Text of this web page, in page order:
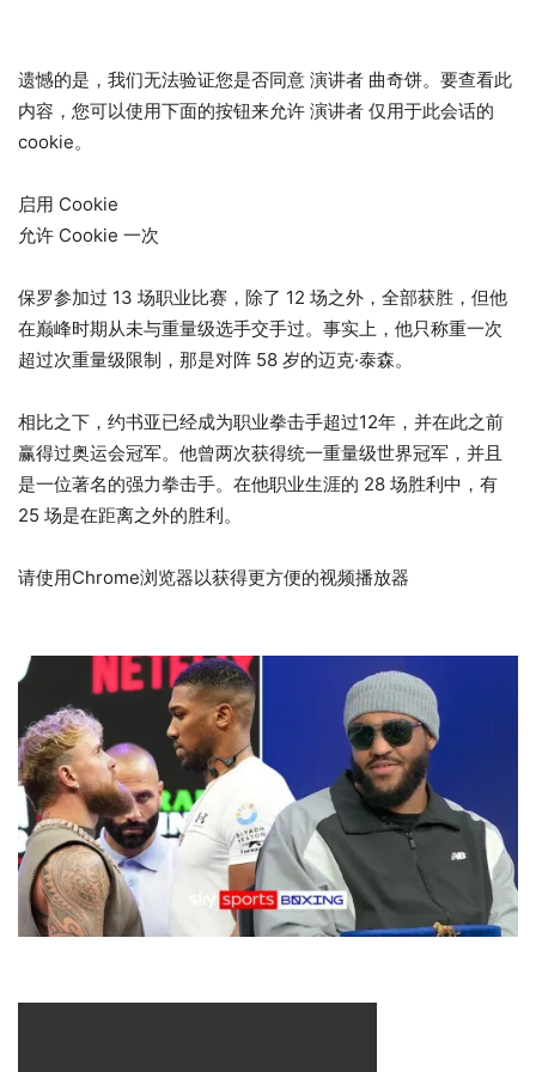
遗憾的是，我们无法验证您是否同意 演讲者 曲奇饼。要查看此
内容，您可以使用下面的按钮来允许 演讲者 仅用于此会话的
cookie。
启用 Cookie
允许 Cookie 一次
保罗参加过 13 场职业比赛，除了 12 场之外，全部获胜，但他
在巅峰时期从未与重量级选手交手过。事实上，他只称重一次
超过次重量级限制，那是对阵 58 岁的迈克·泰森。
相比之下，约书亚已经成为职业拳击手超过12年，并在此之前
赢得过奥运会冠军。他曾两次获得统一重量级世界冠军，并且
是一位著名的强力拳击手。在他职业生涯的 28 场胜利中，有
25 场是在距离之外的胜利。
请使用Chrome浏览器以获得更方便的视频播放器